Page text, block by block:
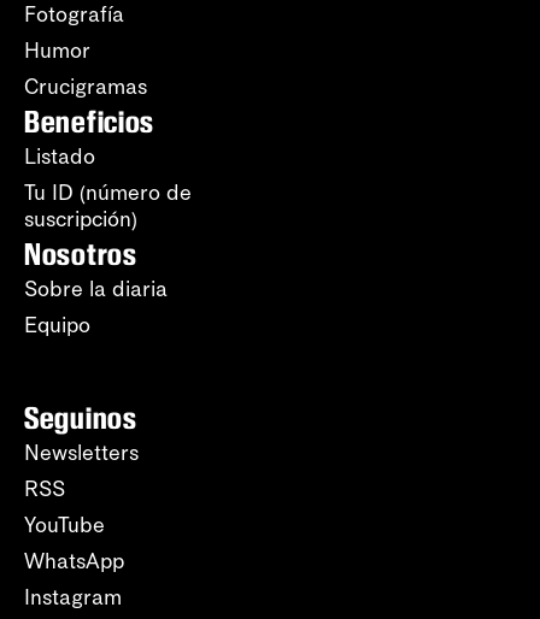
Fotografía
Humor
Crucigramas
Beneficios
Listado
Tu ID (número de
suscripción)
Nosotros
Sobre la diaria
Equipo
Seguinos
Newsletters
RSS
YouTube
WhatsApp
Instagram